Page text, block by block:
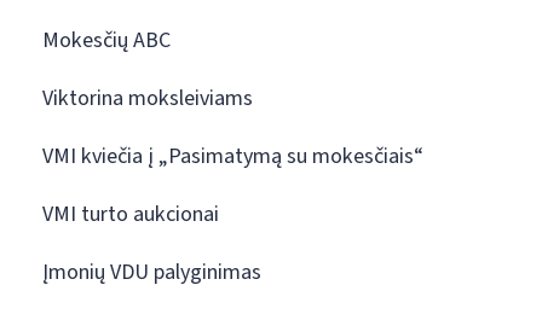
Mokesčių ABC
Viktorina moksleiviams
VMI kviečia į „Pasimatymą su mokesčiais“
VMI turto aukcionai
Įmonių VDU palyginimas